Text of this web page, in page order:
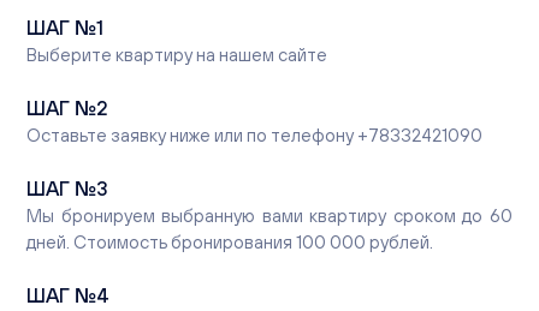
ШАГ №1
Выберите квартиру на нашем сайте
ШАГ №2
Оставьте заявку ниже или по телефону +78332421090
ШАГ №3
Мы бронируем выбранную вами квартиру сроком до 60
дней. Стоимость бронирования 100 000 рублей.
ШАГ №4